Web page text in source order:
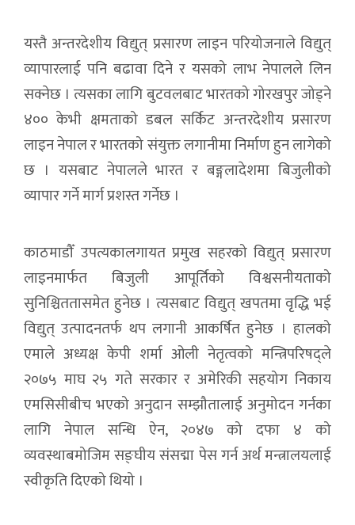
यस्तै अन्तरदेशीय विद्युत् प्रसारण लाइन परियोजनाले विद्युत्
व्यापारलाई पनि बढावा दिने र यसको लाभ नेपालले लिन
सक्नेछ । त्यसका लागि बुटवलबाट भारतको गोरखपुर जोड्ने
४०० केभी क्षमताको डबल सर्किट अन्तरदेशीय प्रसारण
लाइन नेपाल र भारतको संयुक्त लगानीमा निर्माण हुन लागेको
छ । यसबाट नेपालले भारत र बङ्गलादेशमा बिजुलीको
व्यापार गर्ने मार्ग प्रशस्त गर्नेछ ।
काठमाडौँ उपत्यकालगायत प्रमुख सहरको विद्युत् प्रसारण
लाइनमार्फत बिजुली आपूर्तिको विश्वसनीयताको
सुनिश्चिततासमेत हुनेछ । त्यसबाट विद्युत् खपतमा वृद्धि भई
विद्युत् उत्पादनतर्फ थप लगानी आकर्षित हुनेछ । हालको
एमाले अध्यक्ष केपी शर्मा ओली नेतृत्वको मन्त्रिपरिषद्ले
२०७५ माघ २५ गते सरकार र अमेरिकी सहयोग निकाय
एमसिसीबीच भएको अनुदान सम्झौतालाई अनुमोदन गर्नका
लागि नेपाल सन्धि ऐन, २०४७ को दफा ४ को
व्यवस्थाबमोजिम सङ्घीय संसद्मा पेस गर्न अर्थ मन्त्रालयलाई
स्वीकृति दिएको थियो ।